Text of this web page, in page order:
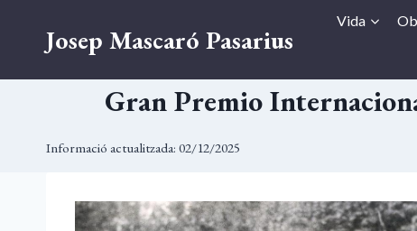
Josep Mascaró Pasarius
Vida
Gran Premio
Informació actualitzada: 02/12/2025